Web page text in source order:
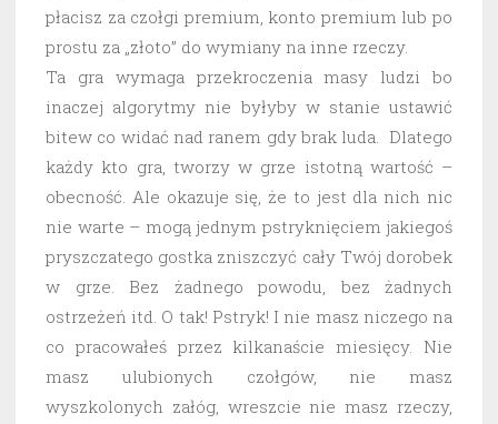
płacisz za czołgi premium, konto premium lub po
prostu za „złoto” do wymiany na inne rzeczy.
Ta gra wymaga przekroczenia masy ludzi bo
inaczej algorytmy nie byłyby w stanie ustawić
bitew co widać nad ranem gdy brak luda. Dlatego
każdy kto gra, tworzy w grze istotną wartość –
obecność. Ale okazuje się, że to jest dla nich nic
nie warte – mogą jednym pstryknięciem jakiegoś
pryszczatego gostka zniszczyć cały Twój dorobek
w grze. Bez żadnego powodu, bez żadnych
ostrzeżeń itd. O tak! Pstryk! I nie masz niczego na
co pracowałeś przez kilkanaście miesięcy. Nie
masz ulubionych czołgów, nie masz
wyszkolonych załóg, wreszcie nie masz rzeczy,